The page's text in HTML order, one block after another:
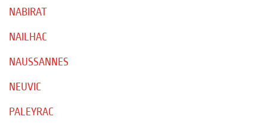
NABIRAT
NAILHAC
NAUSSANNES
NEUVIC
PALEYRAC